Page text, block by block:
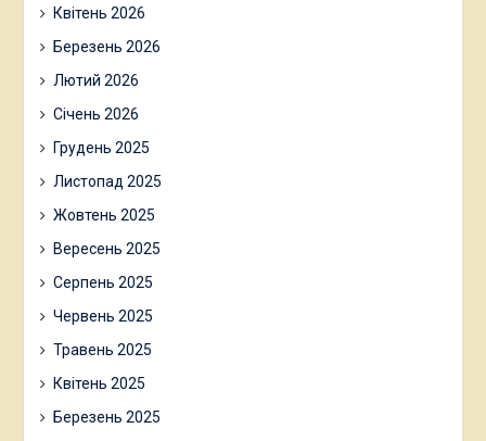
Квітень 2026
Березень 2026
Лютий 2026
Січень 2026
Грудень 2025
Листопад 2025
Жовтень 2025
Вересень 2025
Серпень 2025
Червень 2025
Травень 2025
Квітень 2025
Березень 2025